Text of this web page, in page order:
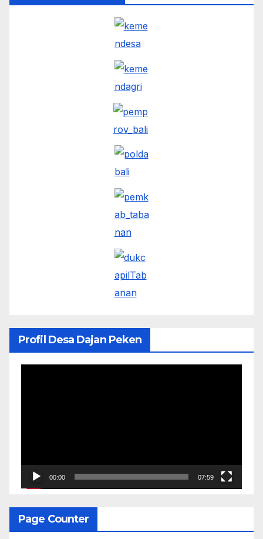
Profil Desa Dajan Peken
00:00 07:59
Page Counter